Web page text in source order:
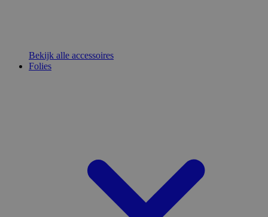
Bekijk alle accessoires
Folies